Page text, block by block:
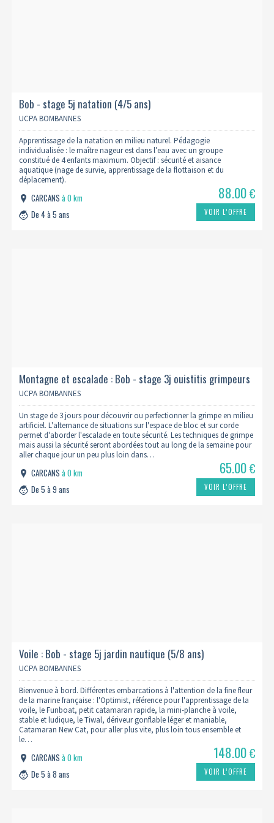
Bob - stage 5j natation (4/5 ans)
UCPA BOMBANNES
Apprentissage de la natation en milieu naturel. Pédagogie
individualisée : le maître nageur est dans l’eau avec un groupe
constitué de 4 enfants maximum. Objectif : sécurité et aisance
aquatique (nage de survie, apprentissage de la flottaison et du
déplacement).
CARCANSà 0 km
De 4 à 5 ans
88.00€
VOIR L’OFFRE
Montagne et escalade : Bob - stage 3j ouistitis grimpeurs
(5/9 ans)
UCPA BOMBANNES
Un stage de 3 jours pour découvrir ou perfectionner la grimpe en milieu
artificiel. L'alternance de situations sur l'espace de bloc et sur corde
permet d'aborder l'escalade en toute sécurité. Les techniques de grimpe
mais aussi la sécurité seront abordées tout au long de la semaine pour
aller chaque jour un peu plus loin dans…
CARCANSà 0 km
De 5 à 9 ans
65.00€
VOIR L’OFFRE
Voile : Bob - stage 5j jardin nautique (5/8 ans)
UCPA BOMBANNES
Bienvenue à bord. Différentes embarcations à l'attention de la fine fleur
de la marine française : l'Optimist, référence pour l'apprentissage de la
voile, le Funboat, petit catamaran rapide, la mini-planche à voile,
stable et ludique, le Tiwal, dériveur gonflable léger et maniable,
Catamaran New Cat, pour aller plus vite, plus loin tous ensemble et
le…
CARCANSà 0 km
De 5 à 8 ans
148.00€
VOIR L’OFFRE